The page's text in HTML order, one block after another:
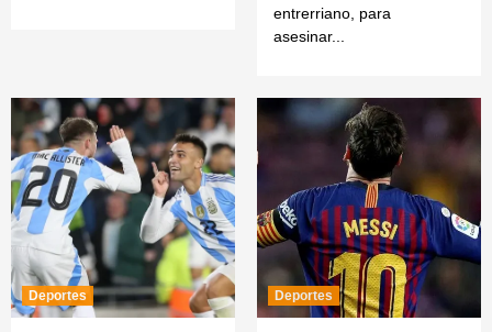
entrerriano, para
asesinar...
Deportes Deportes